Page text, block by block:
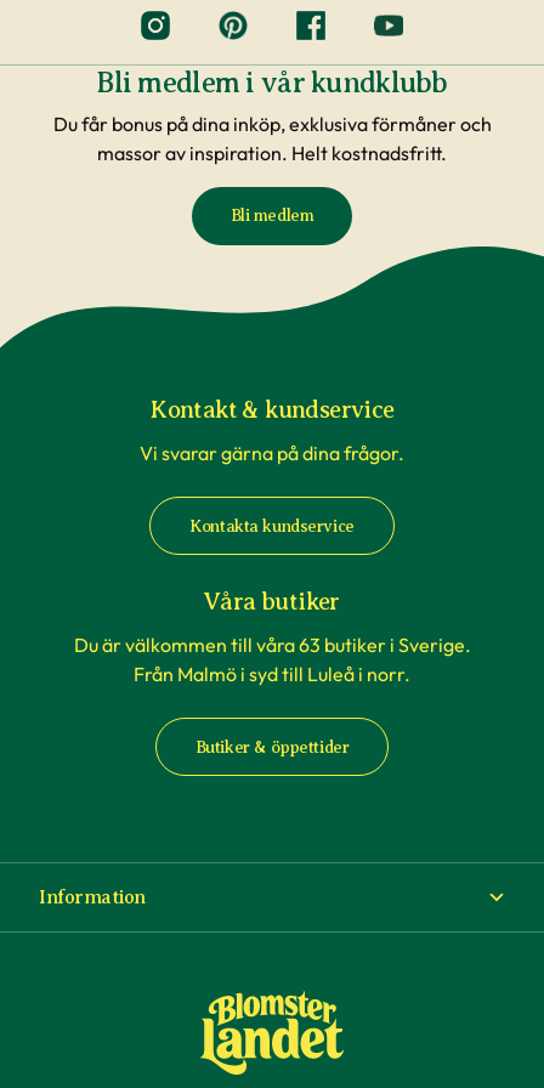
Bli medlem i vår kundklubb
Du får bonus på dina inköp, exklusiva förmåner och
massor av inspiration. Helt kostnadsfritt.
Bli medlem
Kontakt & kundservice
Vi svarar gärna på dina frågor.
Kontakta kundservice
Våra butiker
Du är välkommen till våra 63 butiker i Sverige.
Från Malmö i syd till Luleå i norr.
Butiker & öppettider
Information
Köp- och leveransvillkor